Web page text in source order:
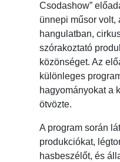
Csodashow”
ünnepi műsor volt,
hangulatban,
szórakoztató
közönséget. Az
különleges
hagyományokat a
ötvözte.
A program során
produkciókat,
hasbeszélőt, és